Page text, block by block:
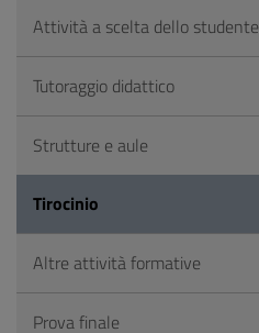
Attività a scelta dello studente
Tutoraggio didattico
Strutture e aule
Tirocinio
Altre attività formative
Prova finale